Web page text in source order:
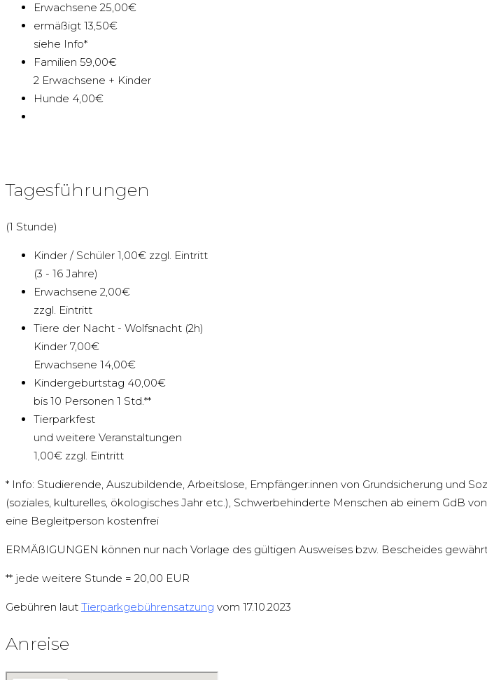
Erwachsene 25,00€
ermäßigt 13,50€
siehe Info*
Familien 59,00€
2 Erwachsene + Kinder
Hunde 4,00€
Tagesführungen
(1 Stunde)
Kinder / Schüler 1,00€ zzgl. Eintritt
(3 - 16 Jahre)
Erwachsene 2,00€
zzgl. Eintritt
Tiere der Nacht - Wolfsnacht (2h)
Kinder 7,00€
Erwachsene 14,00€
Kindergeburtstag 40,00€
bis 10 Personen 1 Std.**
Tierparkfest
und weitere Veranstaltungen
1,00€ zzgl. Eintritt
* Info: Studierende, Auszubildende, Arbeitslose, Empfänger:innen von Grundsicherung und
(soziales, kulturelles, ökologisches Jahr etc.), Schwerbehinderte Menschen ab einem GdB
eine Begleitperson kostenfrei
ERMÄßIGUNGEN können nur nach Vorlage des gültigen Ausweises bzw. Bescheides
** jede weitere Stunde = 20,00 EUR
Gebühren laut Tierparkgebührensatzung vom 17.10.2023
Anreise